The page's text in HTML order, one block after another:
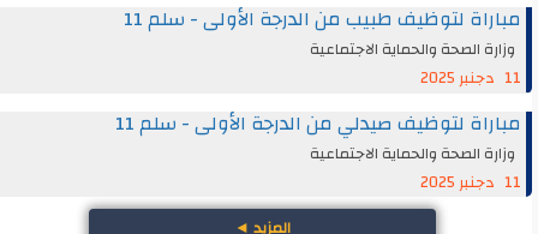
مباراة لتوظيف طبيب من الدرجة الأولى - سلم 11
وزارة الصحة والحماية الاجتماعية
11 دجنبر 2025
مباراة لتوظيف صيدلي من الدرجة الأولى - سلم 11
وزارة الصحة والحماية الاجتماعية
11 دجنبر 2025
المزيد◄